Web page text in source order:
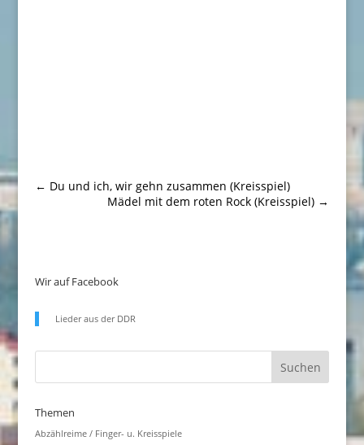
← Du und ich, wir gehn zusammen (Kreisspiel)
Mädel mit dem roten Rock (Kreisspiel) →
Wir auf Facebook
Lieder aus der DDR
Themen
Abzählreime / Finger- u. Kreisspiele